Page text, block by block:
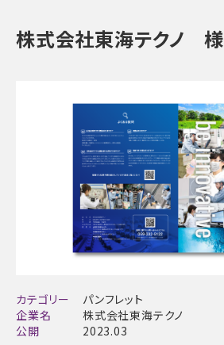
株式会社東海テクノ 様
カテゴリー
パンフレット
企業名
株式会社東海テクノ
公開
2023.03